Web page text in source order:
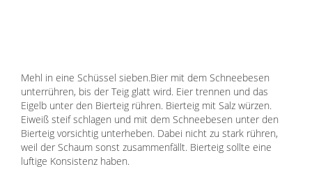
Mehl in eine Schüssel sieben.Bier mit dem Schneebesen
unterrühren, bis der Teig glatt wird. Eier trennen und das
Eigelb unter den Bierteig rühren. Bierteig mit Salz würzen.
Eiweiß steif schlagen und mit dem Schneebesen unter den
Bierteig vorsichtig unterheben. Dabei nicht zu stark rühren,
weil der Schaum sonst zusammenfällt. Bierteig sollte eine
luftige Konsistenz haben.